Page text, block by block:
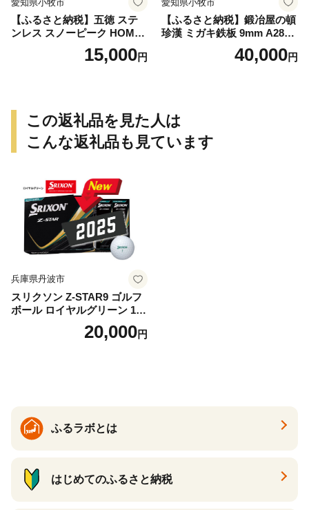
愛知県小牧市
【ふるさと納税】五徳 ステ
ンレス スノーピーク HOME
&CAMP バーナー専用 専用
五徳 軽量 変形しにくい ずれ
キャンプ 送料無料
15,000円
愛知県小牧市
【ふるさと納税】鍛冶屋の頓
珍漢 ミガキ鉄板 9mm A280T
9 イワタニ 炉ばた大将 炙り
や 専用 キャンプ ステンレス
40,000円
この返礼品を見た人は
こんな返礼品も見ています
兵庫県丹波市
スリクソン Z-STAR9 ゴルフ
ボール ロイヤルグリーン 1ダ
ース 12球 兵庫県丹波市 ふる
20,000円
ふるラボとは
はじめてのふるさと納税